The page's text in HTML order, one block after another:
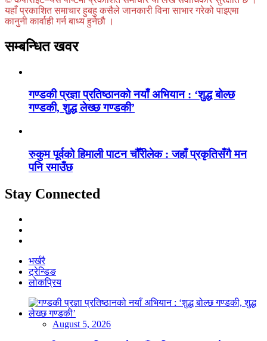
यहाँ प्रकाशित समाचार हुबहु कसैले जानकारी विना साभार गरेको पाइएमा
कानुनी कार्वाही गर्न बाध्य हुनेछौ ।
सम्बन्धित खवर
गण्डकी प्रज्ञा प्रतिष्ठानको नयाँ अभियान : ‘शुद्ध बोल्छ
गण्डकी, शुद्ध लेख्छ गण्डकी’
रुकुम पूर्वको हिमाली पाटन चौँरीलेक : जहाँ प्रकृतिसँगै मन
पनि रमाउँछ
Stay Connected
भर्खरै
ट्रेन्डिङ
लोकप्रिय
August 5, 2026